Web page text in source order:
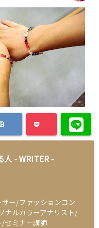
人 -WRITER -
ー/ファッションコン
ナルカラーアナリスト/
/セミナー講師